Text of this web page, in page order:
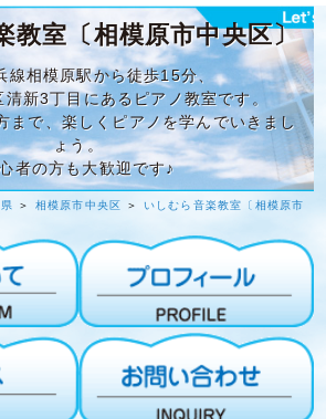
教室〔相模原市中央区〕
線相模原駅から徒歩15分、
清新3丁目にあるピアノ教室です。
まで、楽しくピアノを学んでいきまし
ょう。
者の方も大歓迎です♪
＞ 相模原市中央区 ＞ いしむら音楽教室〔相模原市